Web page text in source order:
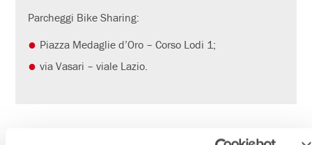
Parcheggi Bike Sharing:
Piazza Medaglie d’Oro – Corso Lodi 1;
via Vasari – viale Lazio.